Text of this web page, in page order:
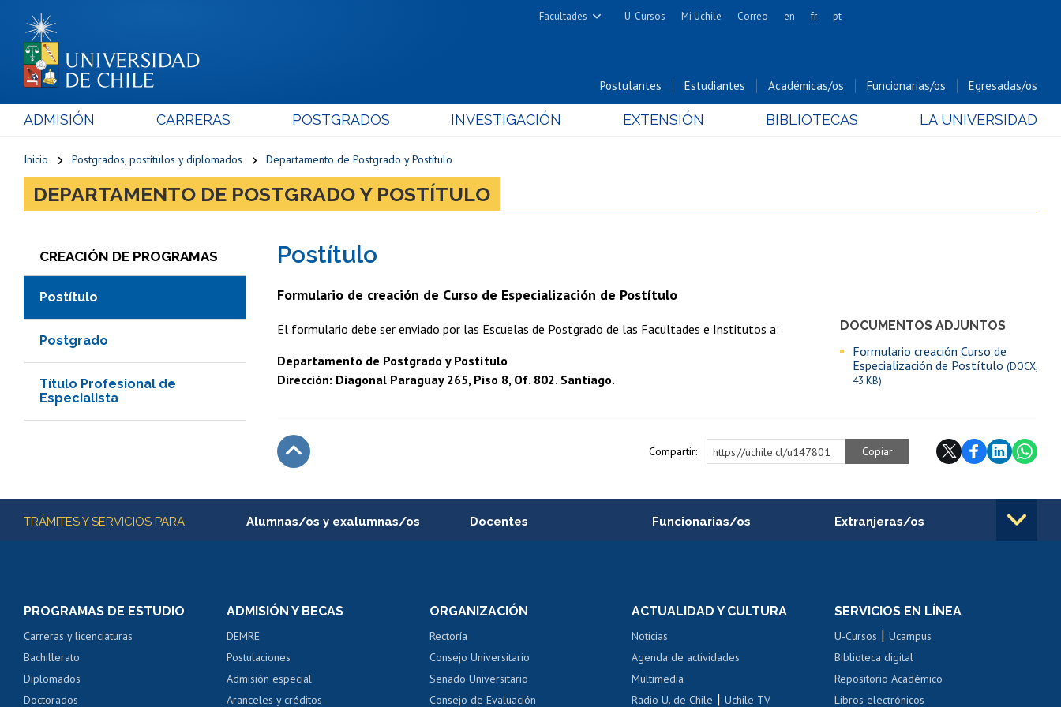
Facultades
Cs. Físicas y Matemáticas
Cs. Forestales y Conservación
Cs. Químicas y Farmacéuticas
Cs. Sociales
Alimentos
U-Cursos Mi Uchile Correo en fr pt
Postulantes Estudiantes Académicas/os Funcionarias/os Egresadas/os
ADMISIÓN CARRERAS POSTGRADOS INVESTIGACIÓN EXTENSIÓN BIBLIOTECAS LA UNIVERSIDAD
Inicio Postgrados, postítulos y diplomados Departamento de Postgrado y Postítulo
DEPARTAMENTO DE POSTGRADO Y POSTÍTULO
CREACIÓN DE PROGRAMAS
Postítulo
Postgrado
Título Profesional de
Especialista
Postítulo
Formulario de creación de Curso de Especialización de Postítulo
DOCUMENTOS ADJUNTOS
Formulario creación Curso de
Especialización de Postítulo (DOCX,
43 KB)
El formulario debe ser enviado por las Escuelas de Postgrado de las Facultades e Institutos a:
Departamento de Postgrado y Postítulo
Dirección: Diagonal Paraguay 265, Piso 8, Of. 802. Santiago.
Compartir: https://uchile.cl/u147801 Copiar
Más información
TRÁMITES Y SERVICIOS PARA Alumnas/os y exalumnas/os
Consulta y certificado de notas
Servicio médico y dental
Pago de arancel y crédito alumnos
Pago de arancel y crédito exalumnos
Docentes
Perfeccionamiento
Evaluación docente
Calificación académica
Postulación al AUCAI
Funcionarias/os
Portal de movilidad interna
Certificado de renta
Certificado de renta
Gestión de correo uchile
Extranjeras/os
Movilidad Estudiantil
Cursos de español
PROGRAMAS DE ESTUDIO
Carreras y licenciaturas
Bachillerato
Diplomados
Doctorados
ADMISIÓN Y BECAS
DEMRE
Postulaciones
Admisión especial
Aranceles y créditos
ORGANIZACIÓN
Rectoría
Consejo Universitario
Senado Universitario
Consejo de Evaluación
ACTUALIDAD Y CULTURA
Noticias
Agenda de actividades
Multimedia
Radio U. de Chile |Uchile TV
SERVICIOS EN LÍNEA
U-Cursos |Ucampus
Biblioteca digital
Repositorio Académico
Libros electrónicos